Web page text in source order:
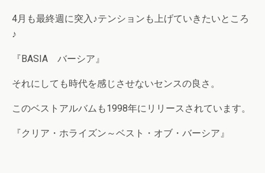
4月も最終週に突入♪テンションも上げていきたいところ
♪
『BASIA バーシア』
それにしても時代を感じさせないセンスの良さ。
このベストアルバムも1998年にリリースされています。
『クリア・ホライズン～ベスト・オブ・バーシア』